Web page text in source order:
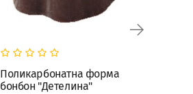
Поликарбонатна форма
бонбон "Детелина"